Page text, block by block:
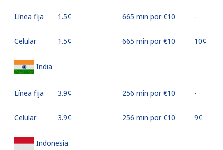
Línea fija ⁦1.5¢⁩ 665 min por ⁦€10⁩ -
Celular ⁦1.5¢⁩ 665 min por ⁦€10⁩ ⁦10¢⁩
India
Línea fija ⁦3.9¢⁩ 256 min por ⁦€10⁩ -
Celular ⁦3.9¢⁩ 256 min por ⁦€10⁩ ⁦9¢⁩
Indonesia